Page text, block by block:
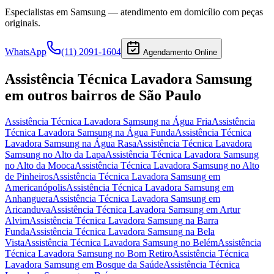
Especialistas em Samsung — atendimento em domicílio com peças
originais.
WhatsApp (11) 2091-1604 Agendamento Online
Assistência Técnica Lavadora Samsung
em outros bairros de São Paulo
Assistência Técnica Lavadora Samsung na Água FriaAssistência
Técnica Lavadora Samsung na Água FundaAssistência Técnica
Lavadora Samsung na Água RasaAssistência Técnica Lavadora
Samsung no Alto da LapaAssistência Técnica Lavadora Samsung
no Alto da MoocaAssistência Técnica Lavadora Samsung no Alto
de PinheirosAssistência Técnica Lavadora Samsung em
AmericanópolisAssistência Técnica Lavadora Samsung em
AnhangueraAssistência Técnica Lavadora Samsung em
AricanduvaAssistência Técnica Lavadora Samsung em Artur
AlvimAssistência Técnica Lavadora Samsung na Barra
FundaAssistência Técnica Lavadora Samsung na Bela
VistaAssistência Técnica Lavadora Samsung no BelémAssistência
Técnica Lavadora Samsung no Bom RetiroAssistência Técnica
Lavadora Samsung em Bosque da SaúdeAssistência Técnica